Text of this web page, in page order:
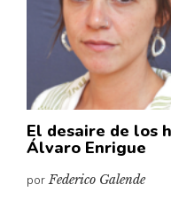
El desaire de los
Álvaro Enrigue
porFederico Galende